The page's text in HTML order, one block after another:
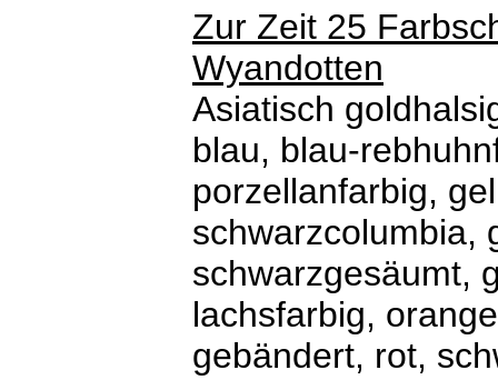
Zur Zeit 25
Wyandotten
Asiatisch
blau, blau-
porzellanfarbig,
schwarzcolumbia,
schwarzgesäumt,
lachsfarbig,
gebändert, rot,